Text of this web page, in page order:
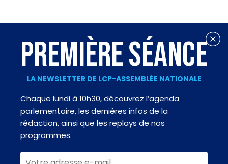
PREMIÈRE SÉANCE
LA NEWSLETTER DE LCP-ASSEMBLÉE NATIONALE
Chaque lundi à 10h30, découvrez l’agenda
parlementaire, les dernières infos de la
rédaction, ainsi que les replays de nos
programmes.